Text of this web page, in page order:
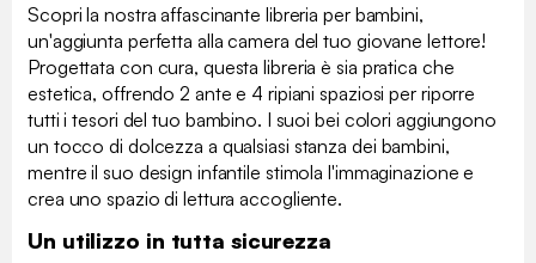
Scopri la nostra affascinante libreria per bambini,
un'aggiunta perfetta alla camera del tuo giovane lettore!
Progettata con cura, questa libreria è sia pratica che
estetica, offrendo 2 ante e 4 ripiani spaziosi per riporre
tutti i tesori del tuo bambino. I suoi bei colori aggiungono
un tocco di dolcezza a qualsiasi stanza dei bambini,
mentre il suo design infantile stimola l'immaginazione e
crea uno spazio di lettura accogliente.
Un utilizzo in tutta sicurezza